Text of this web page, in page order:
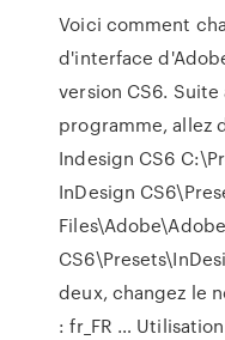
Voici comment
d'interface
version CS6.
programme, allez
Indesign CS6
InDesign
deux, changez le
: fr_FR …